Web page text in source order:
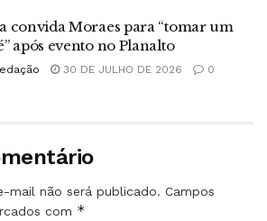
convida Moraes para “tomar um
após evento no Planalto
30 DE JULHO DE 2026 0
mail não será publicado. Campos
com *